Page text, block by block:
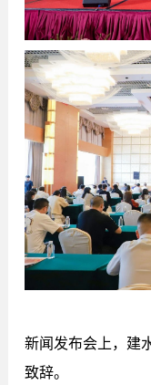
新闻发布会上，建
致辞。